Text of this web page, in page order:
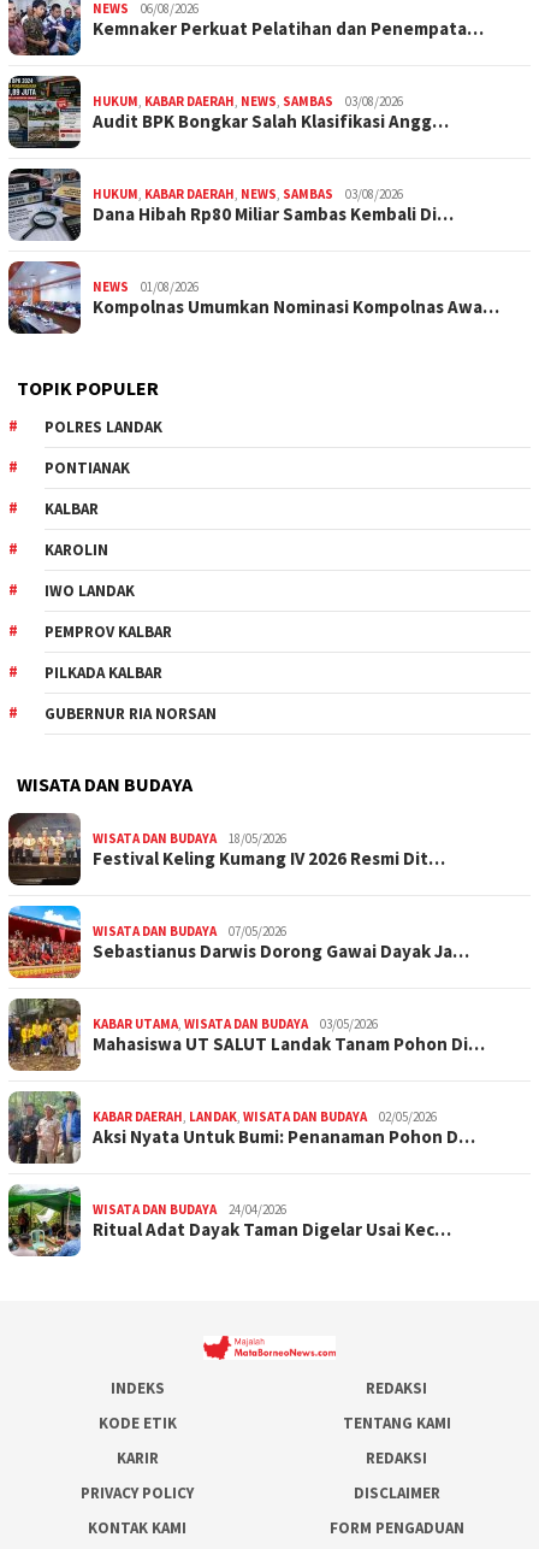
NEWS 06/08/2026
Kemnaker Perkuat Pelatihan dan Penempata…
HUKUM, KABAR DAERAH, NEWS, SAMBAS 03/08/2026
Audit BPK Bongkar Salah Klasifikasi Angg…
HUKUM, KABAR DAERAH, NEWS, SAMBAS 03/08/2026
Dana Hibah Rp80 Miliar Sambas Kembali Di…
NEWS 01/08/2026
Kompolnas Umumkan Nominasi Kompolnas Awa…
TOPIK POPULER
POLRES LANDAK
PONTIANAK
KALBAR
KAROLIN
IWO LANDAK
PEMPROV KALBAR
PILKADA KALBAR
GUBERNUR RIA NORSAN
WISATA DAN BUDAYA
WISATA DAN BUDAYA 18/05/2026
Festival Keling Kumang IV 2026 Resmi Dit…
WISATA DAN BUDAYA 07/05/2026
Sebastianus Darwis Dorong Gawai Dayak Ja…
KABAR UTAMA, WISATA DAN BUDAYA 03/05/2026
Mahasiswa UT SALUT Landak Tanam Pohon Di…
KABAR DAERAH, LANDAK, WISATA DAN BUDAYA 02/05/2026
Aksi Nyata Untuk Bumi: Penanaman Pohon D…
WISATA DAN BUDAYA 24/04/2026
Ritual Adat Dayak Taman Digelar Usai Kec…
INDEKS
REDAKSI
KODE ETIK
TENTANG KAMI
KARIR
REDAKSI
PRIVACY POLICY
DISCLAIMER
KONTAK KAMI
FORM PENGADUAN